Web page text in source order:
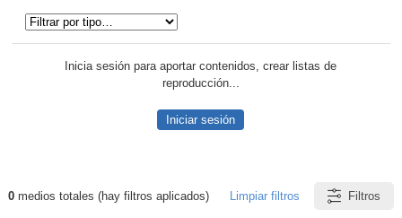
Inicia sesión para aportar contenidos, crear listas de
reproducción...
Iniciar sesión
Resultados de: plancha
0medios totales (hay filtros aplicados) Limpiar filtros Filtros